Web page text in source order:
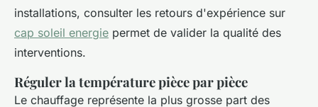
installations, consulter les retours d'expérience sur
cap soleil energie permet de valider la qualité des
interventions.
Réguler la température pièce par pièce
Le chauffage représente la plus grosse part des